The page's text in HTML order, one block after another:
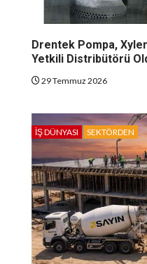
Drentek Pompa,
Yetkili Distribütörü
29 Temmuz 2026
İŞ DÜNYASI SEKTÖRDEN